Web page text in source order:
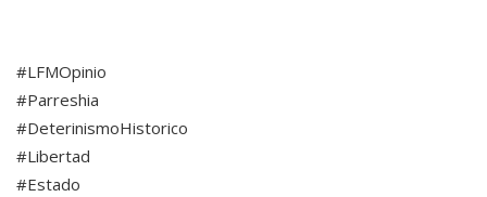
#LFMOpinio
#Parreshia
#DeterinismoHistorico
#Libertad
#Estado